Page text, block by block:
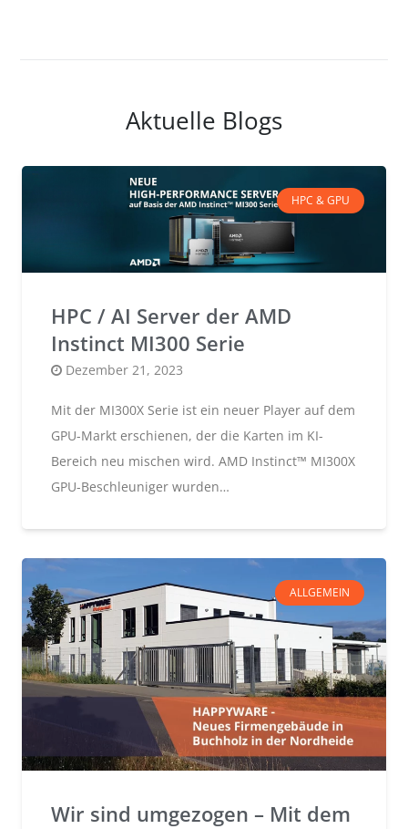
Aktuelle Blogs
HPC & GPU
HPC / AI Server der AMD
Instinct MI300 Serie
Posted
Dezember 21, 2023
Mit der MI300X Serie ist ein neuer Player auf dem
GPU-Markt erschienen, der die Karten im KI-
Bereich neu mischen wird. AMD Instinct™ MI300X
GPU-Beschleuniger wurden…
ALLGEMEIN
Wir sind umgezogen – Mit dem